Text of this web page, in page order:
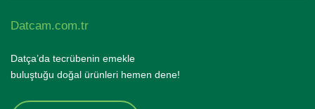
Datcam.com.tr
Datça’da tecrübenin emekle
buluştuğu doğal ürünleri hemen dene!